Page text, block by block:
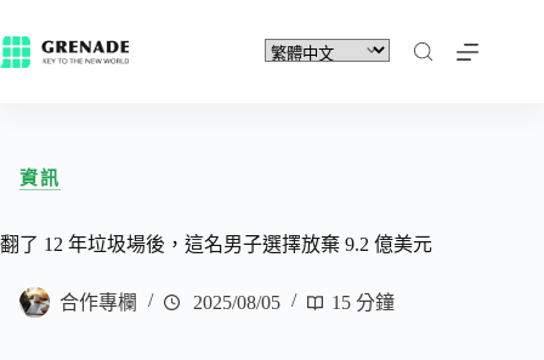
資訊
翻了 12 年垃圾場後，這名男子選擇放棄 9.2 億美元
合作專欄 2025/08/05 15 分鐘